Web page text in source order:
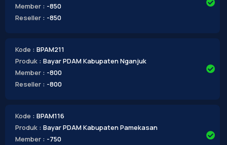
Member : -850
Reseller : -850
Kode : BPAM211
Produk : Bayar PDAM Kabupaten Nganjuk
Member : -800
Reseller : -800
Kode : BPAM116
Produk : Bayar PDAM Kabupaten Pamekasan
Member : -750